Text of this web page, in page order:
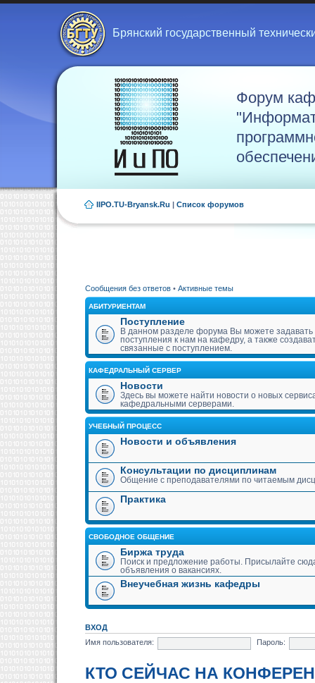
Брянский государственный
Форум
IIPO.TU-Bryansk.Ru | Список форумов
Сообщения без ответов • Активные темы
АБИТУРИЕНТАМ
Поступление
В данном разделе форума Вы можете
поступления к нам на кафедру, а также
связанные с поступлением.
КАФЕДРАЛЬНЫЙ СЕРВЕР
Новости
Здесь вы можете найти новости о новых
кафедральными серверами.
УЧЕБНЫЙ ПРОЦЕСС
Новости и объявления
Консультации по дисциплинам
Общение с преподавателями по читаемым
Практика
СВОБОДНОЕ ОБЩЕНИЕ
Биржа труда
Поиск и предложение работы. Присылайте
объявления о вакансиях.
Внеучебная жизнь кафедры
ВХОД
Имя пользователя:
Пароль:
КТО СЕЙЧАС НА